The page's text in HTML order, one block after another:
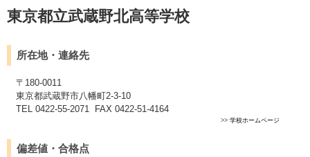
東京都立武蔵野北高等学校
所在地・連絡先
〒180-0011
東京都武蔵野市八幡町2-3-10
TEL 0422-55-2071 FAX 0422-51-4164
>>学校ホームページ
偏差値・合格点